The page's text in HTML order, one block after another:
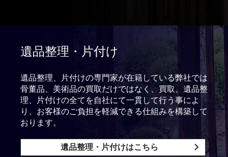
遺品整理・片付け
遺品整理、片付けの専門家が在籍している弊社では
骨董品、美術品の買取だけではなく、買取、遺品整
理、片付けの全てを自社にて一貫して行う事によ
り、お客様のご負担を軽減できる仕組みを構築して
おります。
遺品整理・片付けはこちら